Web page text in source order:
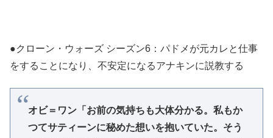
●クローン・ウォーズ シーズン6：パドメが元カレと仕事
をすることになり、不安定になるアナキンに説教する
オビ＝ワン「お前の気持ちも大体分かる。私もか
つてサティーンに秘めた想いを抱いていた。そう